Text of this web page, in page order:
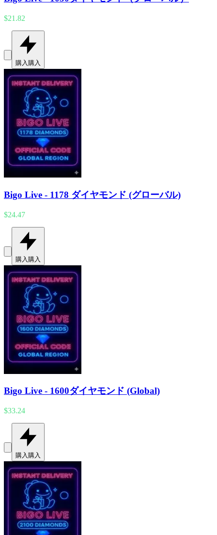
$21.82
購入購入
Bigo Live - 1178 ダイヤモンド (グローバル)
$24.47
購入 購入
Bigo Live - 1600ダイヤモンド (Global)
$33.24
購入 購入